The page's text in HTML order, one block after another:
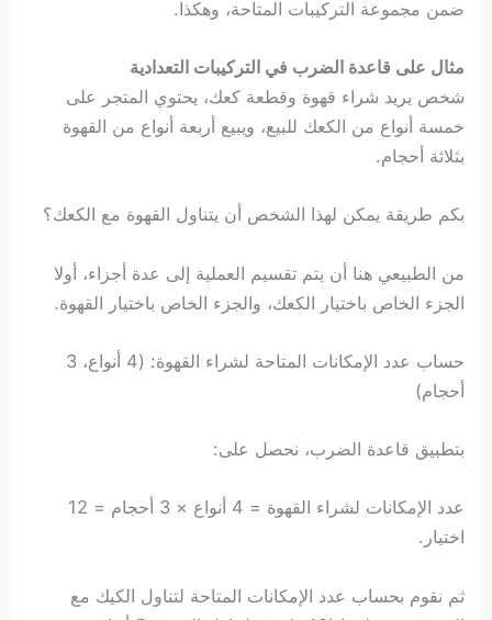
ضمن مجموعة التركيبات المتاحة، وهكذا.
مثال على قاعدة الضرب في التركيبات التعدادية
شخص يريد شراء قهوة وقطعة كعك، يحتوي المتجر على
خمسة أنواع من الكعك للبيع، ويبيع أربعة أنواع من القهوة
بثلاثة أحجام.
بكم طريقة يمكن لهذا الشخص أن يتناول القهوة مع الكعك؟
من الطبيعي هنا أن يتم تقسيم العملية إلى عدة أجزاء، أولا
الجزء الخاص باختيار الكعك، والجزء الخاص باختيار القهوة.
حساب عدد الإمكانات المتاحة لشراء القهوة: (4 أنواع، 3
أحجام)
بتطبيق قاعدة الضرب، نحصل على:
عدد الإمكانات لشراء القهوة = 4 أنواع × 3 أحجام = 12
اختيار.
ثم نقوم بحساب عدد الإمكانات المتاحة لتناول الكيك مع